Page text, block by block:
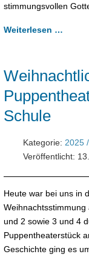
stimmungsvollen
Weiterlesen …
Schule
Kategorie: 2025
Veröffentlicht:
Heute war bei uns in
Weihnachtsstimmung
und 2 sowie 3 und 4
Puppentheaterstück
Geschichte ging es